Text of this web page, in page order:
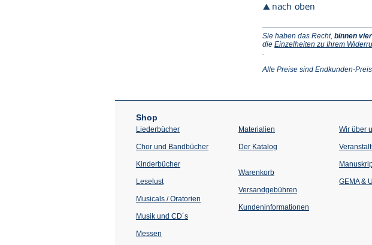
Sie haben das Recht, binnen
die Einzelheiten zu Ihrem
einem
.
Alle Preise sind Endkunden-
Shop
Liederbücher
Chor und Bandbücher
Kinderbücher
Leselust
Musicals / Oratorien
Musik und CD´s
Messen
Materialien
Der Katalog
Warenkorb
Versandgebühren
Kundeninformationen
Wir über
GEMA &